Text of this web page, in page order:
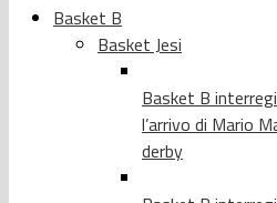
Basket B
Basket Jesi
Basket B
l’arrivo di Mario
derby